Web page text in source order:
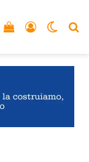
Accedi
Vedi il carrello